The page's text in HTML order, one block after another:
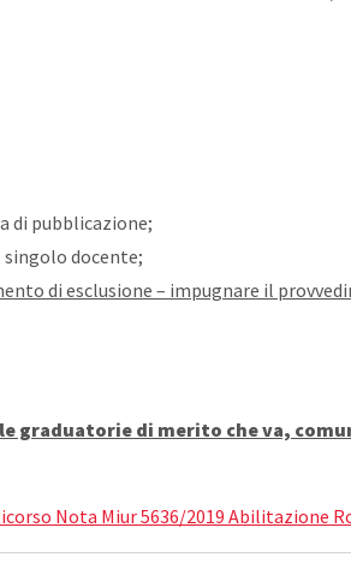
di pubblicazione;
docente;
di esclusione – impugnare il
graduatorie di merito che va,
Nota Miur 5636/2019 Abilitazione